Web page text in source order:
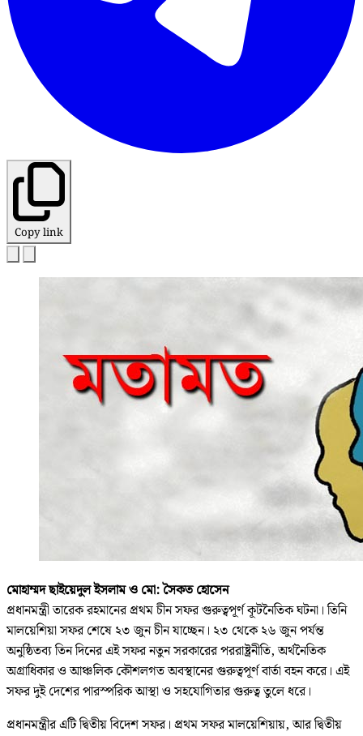
Copy link
মোহাম্মদ ছাইয়েদুল ইসলাম ও মো: সৈকত হোসেন
প্রধানমন্ত্রী তারেক রহমানের প্রথম চীন সফর গুরুত্বপূর্ণ কূটনৈতিক ঘটনা। তিনি
মালয়েশিয়া সফর শেষে ২৩ জুন চীন যাচ্ছেন। ২৩ থেকে ২৬ জুন পর্যন্ত
অনুষ্ঠিতব্য তিন দিনের এই সফর নতুন সরকারের পররাষ্ট্রনীতি, অর্থনৈতিক
অগ্রাধিকার ও আঞ্চলিক কৌশলগত অবস্থানের গুরুত্বপূর্ণ বার্তা বহন করে। এই
সফর দুই দেশের পারস্পরিক আস্থা ও সহযোগিতার গুরুত্ব তুলে ধরে।
প্রধানমন্ত্রীর এটি দ্বিতীয় বিদেশ সফর। প্রথম সফর মালয়েশিয়ায়, আর দ্বিতীয়